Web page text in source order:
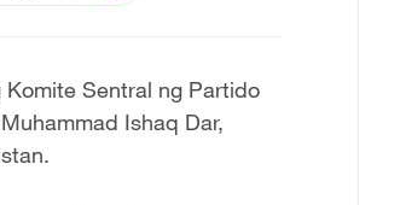
Sentral ng Partido
Ishaq Dar,